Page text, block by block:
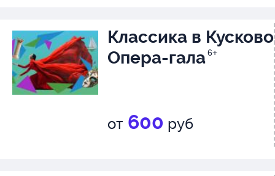
Классика в
Опера-гала6+
от 600 руб